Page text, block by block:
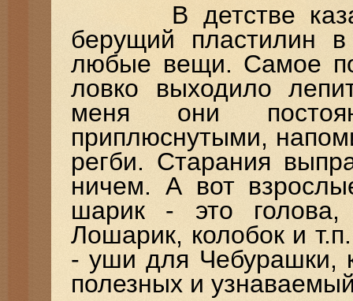
В детстве
берущий пластилин
любые вещи. Самое
ловко выходило
меня они
приплюснутыми,
регби. Старания
ничем. А вот
шарик - это голова,
Лошарик, колобок и
- уши для Чебурашки,
полезных и